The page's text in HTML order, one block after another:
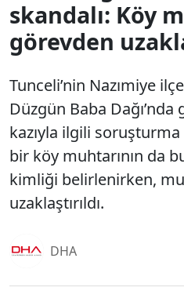
skandalı: Köy
görevden
Tunceli’nin Nazımiye
Düzgün Baba
kazıyla ilgili soruşturma
bir köy muhtarının da
kimliği belirlenirken,
uzaklaştırıldı.
DHA